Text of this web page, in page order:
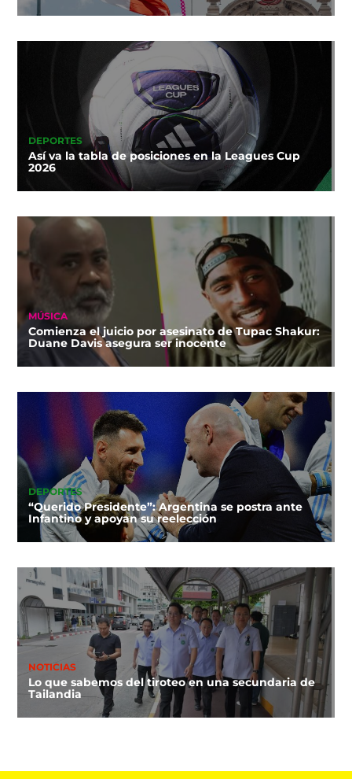
DEPORTES
Así va la tabla de posiciones en la Leagues Cup
2026
MÚSICA
Comienza el juicio por asesinato de Tupac Shakur:
Duane Davis asegura ser inocente
DEPORTES
“Querido Presidente”: Argentina se postra ante
Infantino y apoyan su reelección
NOTICIAS
Lo que sabemos del tiroteo en una secundaria de
Tailandia